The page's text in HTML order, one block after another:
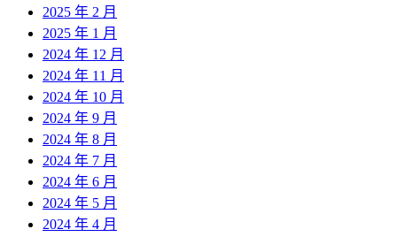
2025 年 2 月
2025 年 1 月
2024 年 12 月
2024 年 11 月
2024 年 10 月
2024 年 9 月
2024 年 8 月
2024 年 7 月
2024 年 6 月
2024 年 5 月
2024 年 4 月